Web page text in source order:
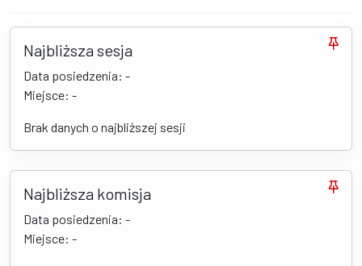
Najbliższa sesja
Data posiedzenia: -
Miejsce: -
Brak danych o najbliższej sesji
Najbliższa komisja
Data posiedzenia: -
Miejsce: -